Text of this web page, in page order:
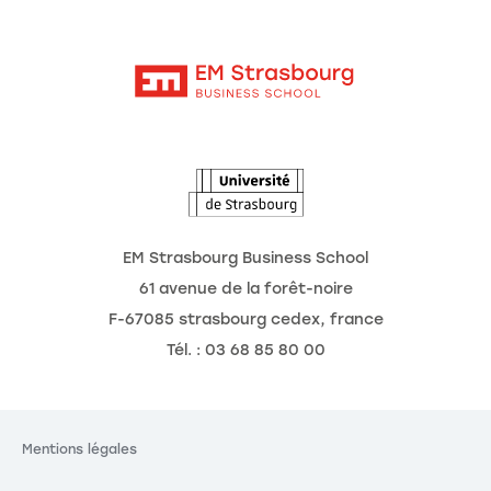
EM Strasbourg Business School
61 avenue de la forêt-noire
F-67085 strasbourg cedex, france
Tél. : 03 68 85 80 00
Mentions légales